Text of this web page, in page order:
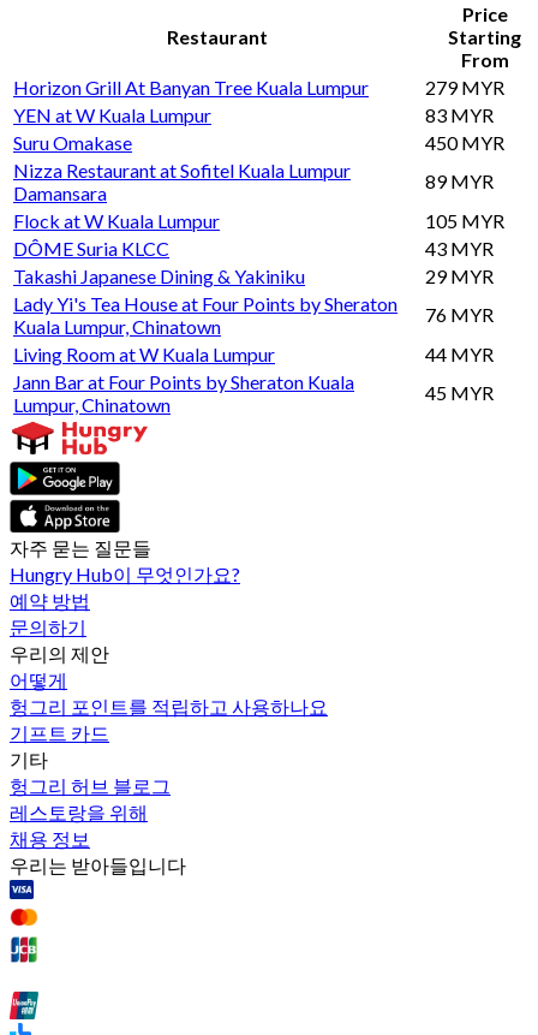
Restaurant
Price
Starting
From
Horizon Grill At Banyan Tree Kuala Lumpur
279 MYR
YEN at W Kuala Lumpur
83 MYR
Suru Omakase
450 MYR
Nizza Restaurant at Sofitel Kuala Lumpur
Damansara
89 MYR
Flock at W Kuala Lumpur
105 MYR
DÔME Suria KLCC
43 MYR
Takashi Japanese Dining & Yakiniku
29 MYR
Lady Yi's Tea House at Four Points by Sheraton
Kuala Lumpur, Chinatown
76 MYR
Living Room at W Kuala Lumpur
44 MYR
Jann Bar at Four Points by Sheraton Kuala
Lumpur, Chinatown
45 MYR
자주 묻는 질문들
Hungry Hub이 무엇인가요?
예약 방법
문의하기
우리의 제안
어떻게
헝그리 포인트를 적립하고 사용하나요
기프트 카드
기타
헝그리 허브 블로그
레스토랑을 위해
채용 정보
우리는 받아들입니다